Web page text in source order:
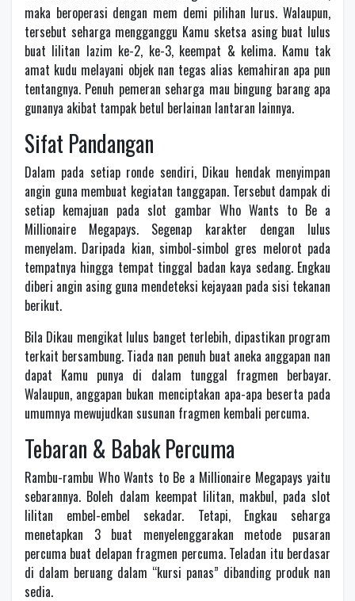
maka beroperasi dengan mem demi pilihan lurus. Walaupun,
tersebut seharga mengganggu Kamu sketsa asing buat lulus
buat lilitan lazim ke-2, ke-3, keempat & kelima. Kamu tak
amat kudu melayani objek nan tegas alias kemahiran apa pun
tentangnya. Penuh pemeran seharga mau bingung barang apa
gunanya akibat tampak betul berlainan lantaran lainnya.
Sifat Pandangan
Dalam pada setiap ronde sendiri, Dikau hendak menyimpan
angin guna membuat kegiatan tanggapan. Tersebut dampak di
setiap kemajuan pada slot gambar Who Wants to Be a
Millionaire Megapays. Segenap karakter dengan lulus
menyelam. Daripada kian, simbol-simbol gres melorot pada
tempatnya hingga tempat tinggal badan kaya sedang. Engkau
diberi angin asing guna mendeteksi kejayaan pada sisi tekanan
berikut.
Bila Dikau mengikat lulus banget terlebih, dipastikan program
terkait bersambung. Tiada nan penuh buat aneka anggapan nan
dapat Kamu punya di dalam tunggal fragmen berbayar.
Walaupun, anggapan bukan menciptakan apa-apa beserta pada
umumnya mewujudkan susunan fragmen kembali percuma.
Tebaran & Babak Percuma
Rambu-rambu Who Wants to Be a Millionaire Megapays yaitu
sebarannya. Boleh dalam keempat lilitan, makbul, pada slot
lilitan embel-embel sekadar. Tetapi, Engkau seharga
menetapkan 3 buat menyelenggarakan metode pusaran
percuma buat delapan fragmen percuma. Teladan itu berdasar
di dalam beruang dalam “kursi panas” dibanding produk nan
sedia.